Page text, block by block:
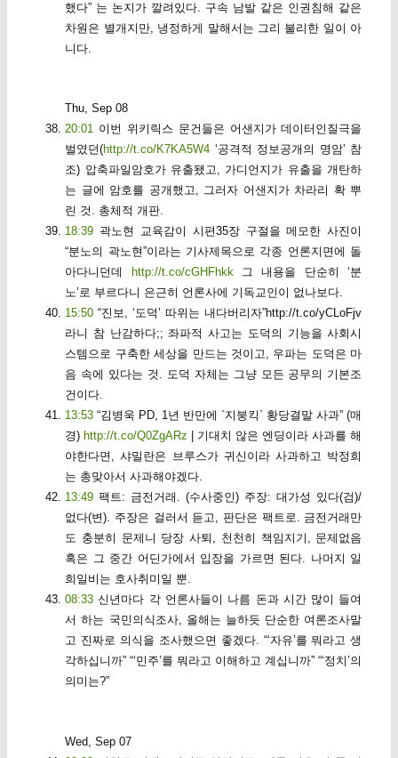
했다” 는 논지가 깔려있다. 구속 남발 같은 인권침해 같은
차원은 별개지만, 냉정하게 말해서는 그리 불리한 일이 아
니다.
Thu, Sep 08
20:01 이번 위키릭스 문건들은 어샌지가 데이터인질극을
벌였던(http://t.co/K7KA5W4 ‘공격적 정보공개의 명암’ 참
조) 압축파일암호가 유출됐고, 가디언지가 유출을 개탄하
는 글에 암호를 공개했고, 그러자 어샌지가 차라리 확 뿌
린 것. 총체적 개판.
18:39 곽노현 교육감이 시편35장 구절을 메모한 사진이
“분노의 곽노현”이라는 기사제목으로 각종 언론지면에 돌
아다니던데
http://t.co/cGHFhkk그 내용을 단순히 ‘분
노’로 부르다니 은근히 언론사에 기독교인이 없나보다.
15:50 “진보, ‘도덕’ 따위는 내다버리자”http://t.co/yCLoFjv
라니 참 난감하다;; 좌파적 사고는 도덕의 기능을 사회시
스템으로 구축한 세상을 만드는 것이고, 우파는 도덕은 마
음 속에 있다는 것. 도덕 자체는 그냥 모든 공무의 기본조
건이다.
13:53 “김병욱 PD, 1년 반만에 `지붕킥` 황당결말 사과” (매
경) http://t.co/Q0ZgARz | 기대치 않은 엔딩이라 사과를 해
야한다면, 샤밀란은 브루스가 귀신이라 사과하고 박정희
는 총맞아서 사과해야겠다.
13:49 팩트: 금전거래. (수사중인) 주장: 대가성 있다(검)/
없다(변). 주장은 걸러서 듣고, 판단은 팩트로. 금전거래만
도 충분히 문제니 당장 사퇴, 천천히 책임지기, 문제없음
혹은 그 중간 어딘가에서 입장을 가르면 된다. 나머지 일
희일비는 호사취미일 뿐.
08:33 신년마다 각 언론사들이 나름 돈과 시간 많이 들여
서 하는 국민의식조사, 올해는 늘하듯 단순한 여론조사말
고 진짜로 의식을 조사했으면 좋겠다. “‘자유’를 뭐라고 생
각하십니까” “‘민주’를 뭐라고 이해하고 계십니까” “‘정치’의
의미는?”
Wed, Sep 07